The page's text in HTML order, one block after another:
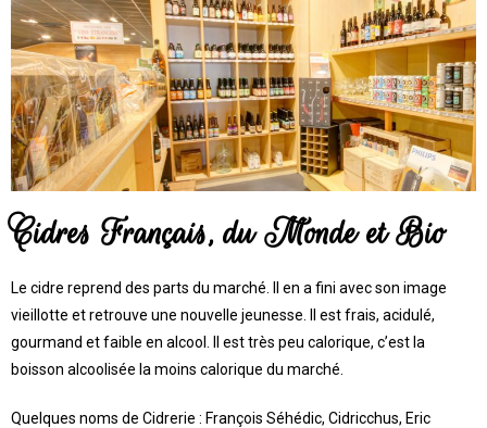
Cidres Français, du Monde et Bio
Le cidre reprend des parts du marché. Il en a fini avec son image
vieillotte et retrouve une nouvelle jeunesse. Il est frais, acidulé,
gourmand et faible en alcool. Il est très peu calorique, c’est la
boisson alcoolisée la moins calorique du marché.
Quelques noms de Cidrerie : François Séhédic, Cidricchus, Eric